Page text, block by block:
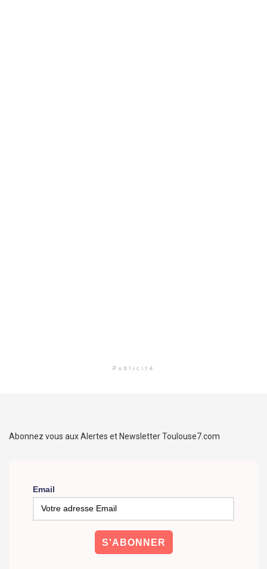
Publicité
Abonnez vous aux Alertes et Newsletter Toulouse7.com
Email